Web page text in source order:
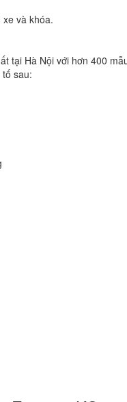
và khóa.
tại Hà Nội với hơn 400
sau: